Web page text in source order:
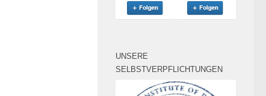
UNSERE
SELBSTVERPFLICHTUNGEN